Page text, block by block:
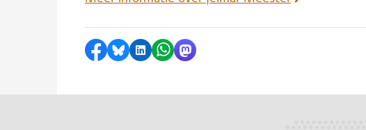
Delen op Facebook
Delen via Bluesky
Delen op LinkedIn
Delen via WhatsApp
Delen via Mastodon